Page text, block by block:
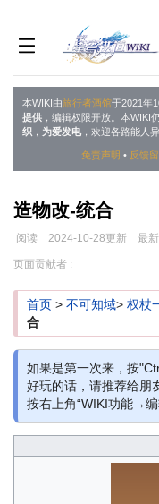
本WIKI由旅行者酒馆于2021年
提供 ，编辑权限开放。本WIKI
织 ， 为爱发电，欢迎各路能人异
免责声明 • 反馈
造物改-统合
阅读 2024-10-28更新 最
跳
导
跳
搜
页面贡献者 :
首页 > 不可知域> 权杖
合
如果是第一次来，按
好玩的话，请推荐给
按右上角“WIKI功能→编